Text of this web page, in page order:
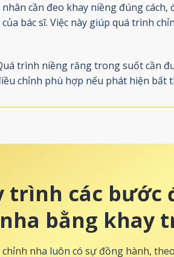
cần đeo khay niềng đúng
bác sĩ. Việc này giúp quá trình
trình niềng răng trong suốt cần
chỉnh phù hợp nếu phát hiện
trình các bước
bằng khay
nha luôn có sự đồng hành,